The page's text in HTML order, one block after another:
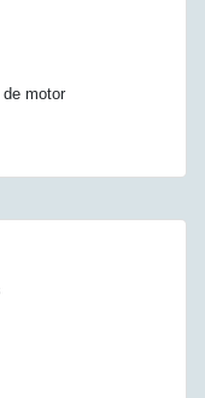
motor